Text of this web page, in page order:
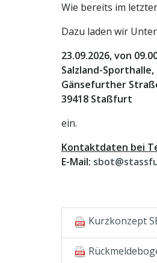
Wie bereits im
Dazu laden wir
23.09.2026, von
Salzland-Sporthalle,
Gänsefurther
39418 Staßfurt
ein.
Kontaktdaten bei
E-Mail:
Kurzkonzept